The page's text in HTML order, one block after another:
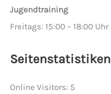
Jugendtraining
Freitags: 15:00 – 18:00 Uhr
Seitenstatistiken
Online Visitors: 5